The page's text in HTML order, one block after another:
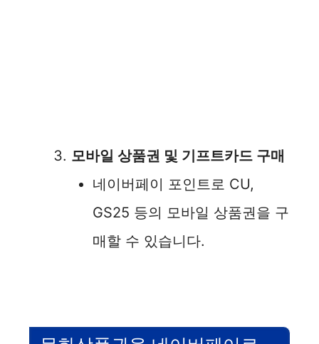
모바일 상품권 및 기프트카드 구매
네이버페이 포인트로 CU,
GS25 등의 모바일 상품권을 구
매할 수 있습니다.